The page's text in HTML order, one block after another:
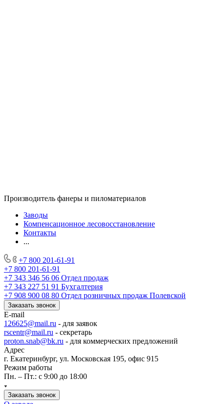
Производитель фанеры и пиломатериалов
Заводы
Компенсационное лесовосстановление
Контакты
...
+7 800 201-61-91
+7 800 201-61-91
+7 343 346 56 06 Отдел продаж
+7 343 227 51 91 Бухгалтерия
+7 908 900 08 80 Отдел розничных продаж Полевской
Заказать звонок
E-mail
126625@mail.ru - для заявок
rscentr@mail.ru - секретарь
proton.snab@bk.ru - для коммерческих предложений
Адрес
г. Екатеринбург, ул. Московская 195, офис 915
Режим работы
Пн. – Пт.: с 9:00 до 18:00
Заказать звонок